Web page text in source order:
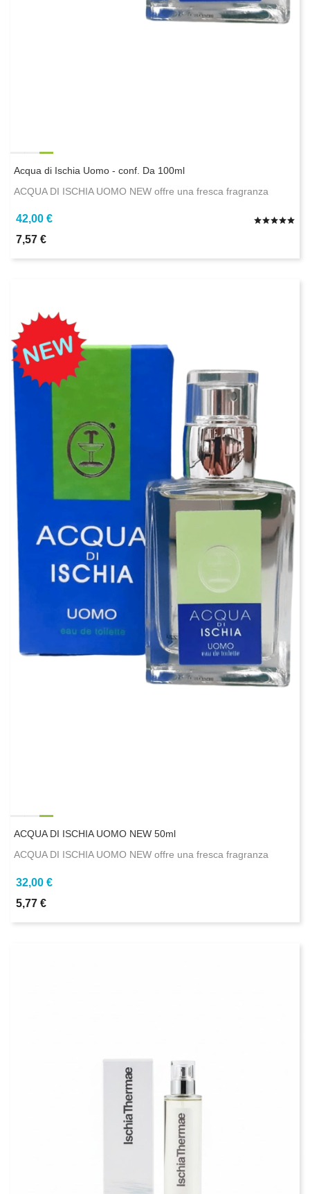
Acqua di Ischia Uomo - conf. Da 100ml
ACQUA DI ISCHIA UOMO NEW offre una fresca fragranza
42,00 €
7,57 €
ACQUA DI ISCHIA UOMO NEW 50ml
ACQUA DI ISCHIA UOMO NEW offre una fresca fragranza
32,00 €
5,77 €